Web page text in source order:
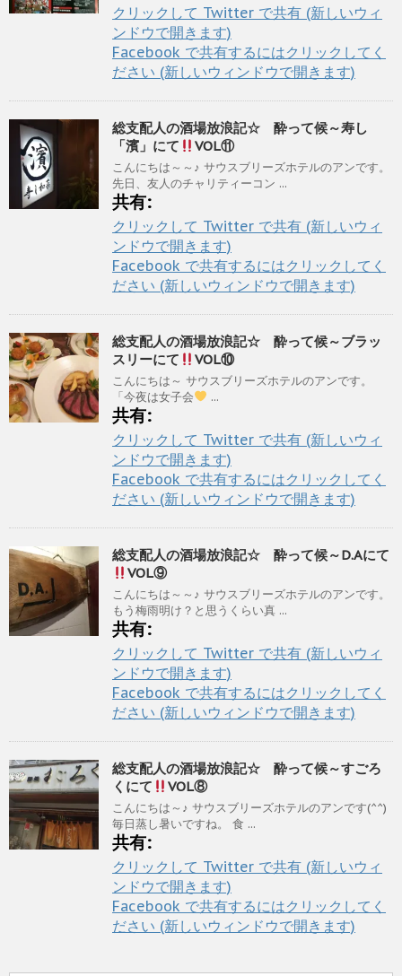
クリックして Twitter で共有 (新しいウィ
ンドウで開きます)
Facebook で共有するにはクリックしてく
ださい (新しいウィンドウで開きます)
総支配人の酒場放浪記☆ 酔って候～寿し
「濱」にて
VOL⑪
こんにちは～～♪ サウスブリーズホテルのアンです。
先日、友人のチャリティーコン ...
共有:
クリックして Twitter で共有 (新しいウィ
ンドウで開きます)
Facebook で共有するにはクリックしてく
ださい (新しいウィンドウで開きます)
総支配人の酒場放浪記☆ 酔って候～ブラッ
スリーにて
VOL⑩
こんにちは～ サウスブリーズホテルのアンです。
「今夜は女子会
...
共有:
クリックして Twitter で共有 (新しいウィ
ンドウで開きます)
Facebook で共有するにはクリックしてく
ださい (新しいウィンドウで開きます)
総支配人の酒場放浪記☆ 酔って候～D.Aにて
VOL⑨
こんにちは～～♪ サウスブリーズホテルのアンです。
もう梅雨明け？と思うくらい真 ...
共有:
クリックして Twitter で共有 (新しいウィ
ンドウで開きます)
Facebook で共有するにはクリックしてく
ださい (新しいウィンドウで開きます)
総支配人の酒場放浪記☆ 酔って候～すごろ
くにて
VOL⑧
こんにちは～♪ サウスブリーズホテルのアンです(^^)
毎日蒸し暑いですね。 食 ...
共有:
クリックして Twitter で共有 (新しいウィ
ンドウで開きます)
Facebook で共有するにはクリックしてく
ださい (新しいウィンドウで開きます)